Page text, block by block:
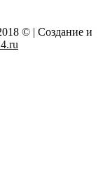
© | Создание и